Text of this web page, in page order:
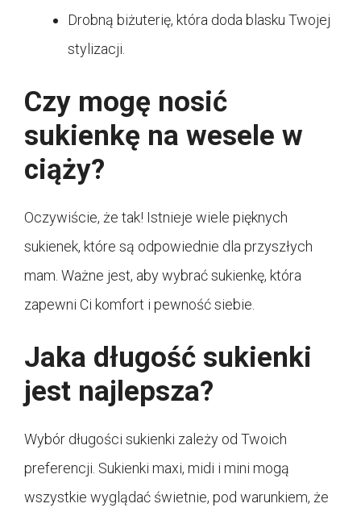
Drobną biżuterię, która doda blasku Twojej
stylizacji.
Czy mogę nosić
sukienkę na wesele w
ciąży?
Oczywiście, że tak! Istnieje wiele pięknych
sukienek, które są odpowiednie dla przyszłych
mam. Ważne jest, aby wybrać sukienkę, która
zapewni Ci komfort i pewność siebie.
Jaka długość sukienki
jest najlepsza?
Wybór długości sukienki zależy od Twoich
preferencji. Sukienki maxi, midi i mini mogą
wszystkie wyglądać świetnie, pod warunkiem, że